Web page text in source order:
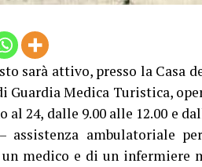
sarà attivo, presso la Casa
Guardia Medica Turistica,
24, dalle 9.00 alle 12.00 e
assistenza ambulatoriale
medico e di un infermiere